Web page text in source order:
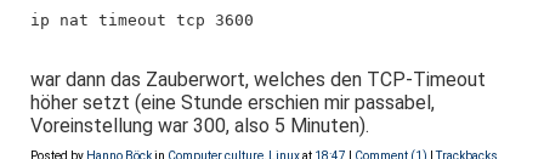
ip nat timeout tcp 3600
war dann das Zauberwort, welches den TCP-Timeout
höher setzt (eine Stunde erschien mir passabel,
Voreinstellung war 300, also 5 Minuten).
Posted by Hanno Böckin Computer culture Linuxat 18:47 Comment (1) |Trackbacks